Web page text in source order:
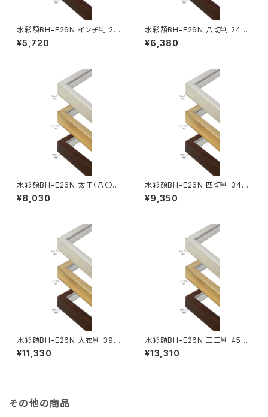
水彩額BH-E26N インチ判 20
3×254ミリ
¥5,720
水彩額BH-E26N 八切判 241×
302ミリ
¥6,380
水彩額BH-E26N 太子（八〇）
判 287×378ミリ
¥8,030
水彩額BH-E26N 四切判 347
×423ミリ
¥9,350
水彩額BH-E26N 大衣判 393
×508ミリ
¥11,330
水彩額BH-E26N 三三判 454
×605ミリ
¥13,310
その他の商品